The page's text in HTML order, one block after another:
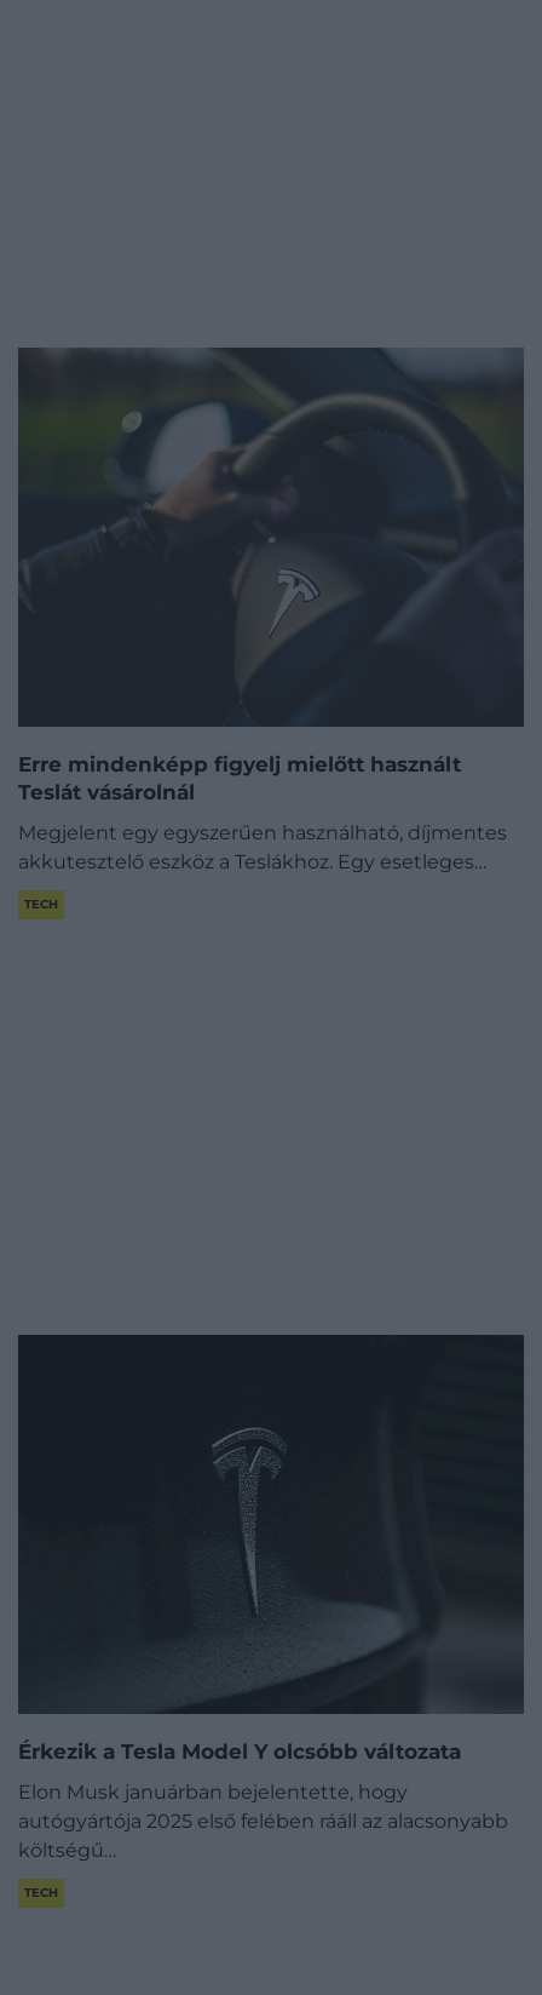
Erre mindenképp figyelj mielőtt használt
Teslát vásárolnál
Megjelent egy egyszerűen használható, díjmentes
akkutesztelő eszköz a Teslákhoz. Egy esetleges…
TECH
Érkezik a Tesla Model Y olcsóbb változata
Elon Musk januárban bejelentette, hogy
autógyártója 2025 első felében rááll az alacsonyabb
költségű…
TECH